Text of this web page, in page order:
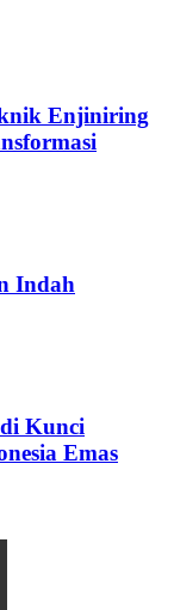
Enjiniring
Indah
Kunci
Emas